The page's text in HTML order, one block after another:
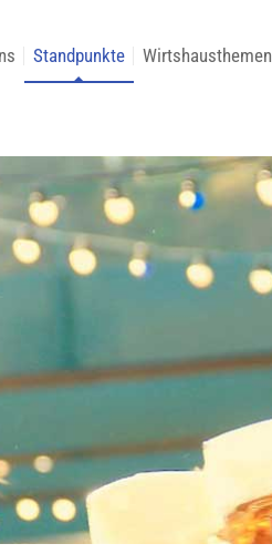
Standpunkte Wirtshausthemen